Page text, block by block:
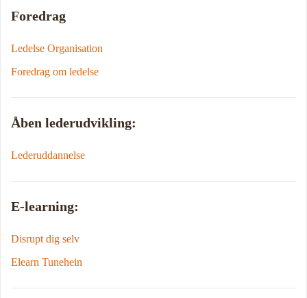
Foredrag
Ledelse Organisation
Foredrag om ledelse
Åben lederudvikling:
Lederuddannelse
E-learning:
Disrupt dig selv
Elearn Tunehein